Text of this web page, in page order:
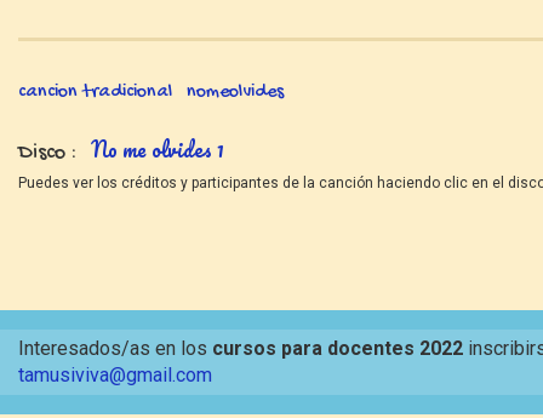
cancion tradicional nomeolvides
Disco No me olvides 1
Puedes ver los créditos y participantes de la canción haciendo clic en el
Interesados/as en los cursos para docentes 2022
tamusiviva@gmail.com